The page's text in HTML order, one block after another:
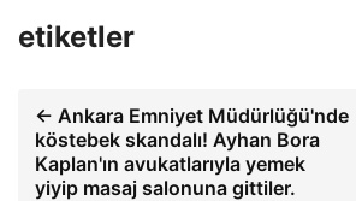
etiketler
← Ankara Emniyet Müdürlüğü'nde
köstebek skandalı! Ayhan Bora
Kaplan'ın avukatlarıyla yemek
yiyip masaj salonuna gittiler.